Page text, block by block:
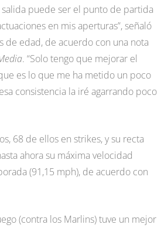
puede ser el punto de partida
en mis aperturas”, señaló
de edad, de acuerdo con una nota
. “Solo tengo que mejorar el
es lo que me ha metido un poco
consistencia la iré agarrando poco
68 de ellos en strikes, y su recta
ahora su máxima velocidad
(91,15 mph), de acuerdo con
(contra los Marlins) tuve un mejor